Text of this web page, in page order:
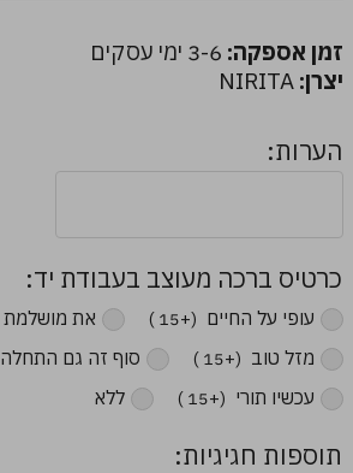
זמן אספקה: 3-6 ימי עסקים
יצרן: NIRITA
הערות:
כרטיס ברכה מעוצב בעבודת יד:
עופי על החיים ‏ (+15 ₪) את מושלמת ‏
מזל טוב ‏ (+15 ₪) סוף זה גם התחלה ‏
עכשיו תורי ‏ (+15 ₪) ללא
תוספות חגיגיות: